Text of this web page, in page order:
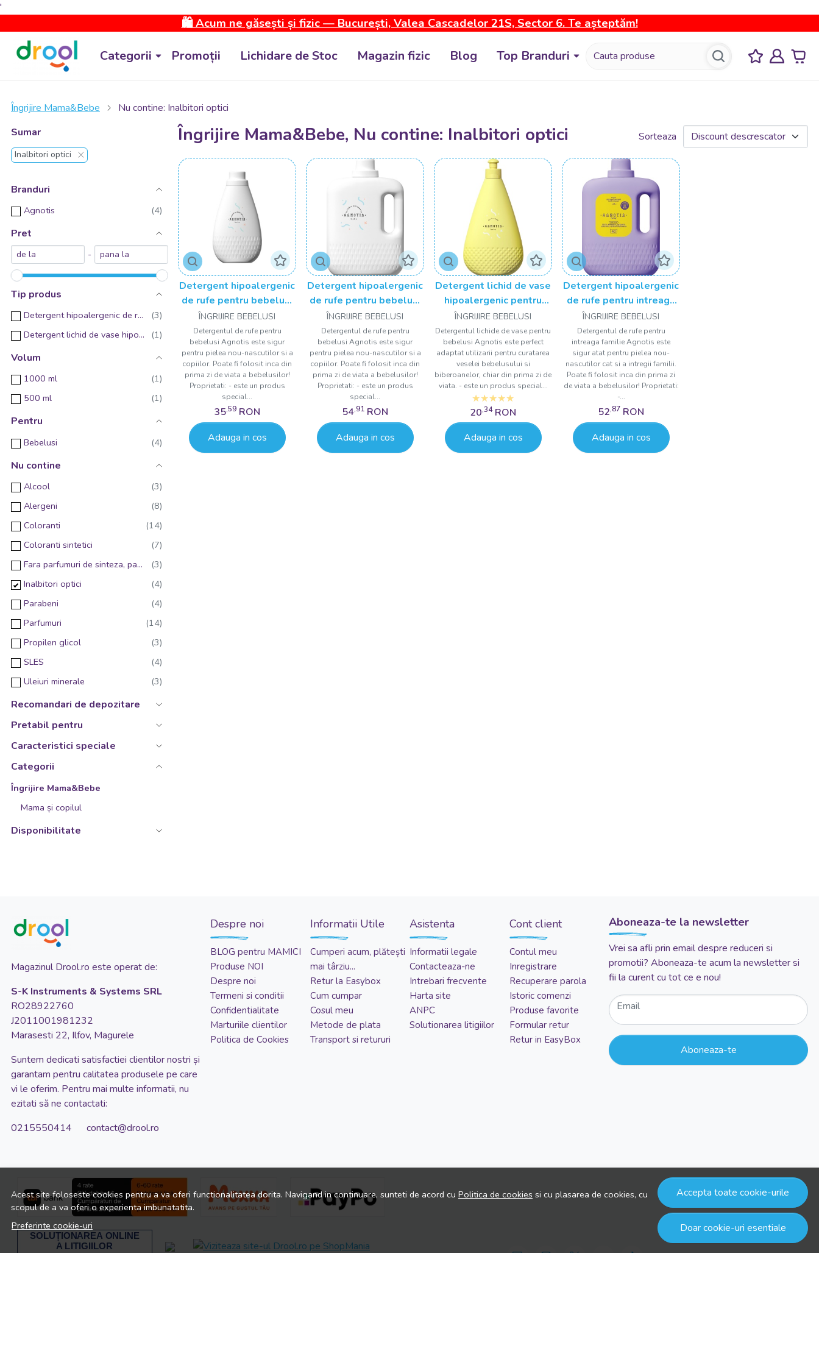
'
🛍️ Acum ne găsești și fizic — București, Valea Cascadelor 21S, Sector 6. Te așteptăm!
Categorii Promoții Lichidare de Stoc Magazin fizic Blog Top Branduri
Îngrijire Mama&Bebe
Nu contine: Inalbitori optici
Sumar
Inalbitori optici
Branduri
Agnotis
Pret
-
Tip produs
Detergent hipoalergenic de rufe
Detergent lichid de vase hipoalergenic
Volum
1000 ml
500 ml
Pentru
Bebelusi
Nu contine
Alcool
Alergeni
Coloranti
Coloranti sintetici
Fara parfumuri de sinteza, parfumat cu esente naturale
Inalbitori optici
Parabeni
Parfumuri
Propilen glicol
SLES
Uleiuri minerale
Recomandari de depozitare
Pretabil pentru
Caracteristici speciale
Categorii
Îngrijire Mama&Bebe
Mama și copilul
Disponibilitate
Îngrijire Mama&Bebe, Nu contine: Inalbitori optici Sorteaza
Detergent hipoalergenic
de rufe pentru bebelusi
Agnotis 1000 ml
ÎNGRIJIRE BEBELUSI
Detergentul de rufe pentru
bebelusi Agnotis este sigur
pentru pielea nou-nascutilor si a
copiilor. Poate fi folosit inca din
prima zi de viata a bebelusilor!
Proprietati: - este un produs
special...
35,59 RON
Adauga in cos
Detergent hipoalergenic
de rufe pentru bebelusi
Agnotis 1800 ml
ÎNGRIJIRE BEBELUSI
Detergentul de rufe pentru
bebelusi Agnotis este sigur
pentru pielea nou-nascutilor si a
copiilor. Poate fi folosit inca din
prima zi de viata a bebelusilor!
Proprietati: - este un produs
special...
54,91 RON
Adauga in cos
Detergent lichid de vase
hipoalergenic pentru
bebelusi Agnotis 500 ml
ÎNGRIJIRE BEBELUSI
Detergentul lichide de vase pentru
bebelusi Agnotis este perfect
adaptat utilizarii pentru curatarea
veselei bebelusului si
biberoanelor, chiar din prima zi de
viata. - este un produs special...
20,34 RON
Adauga in cos
Detergent hipoalergenic
de rufe pentru intreaga
familie, Agnotis, 1800
ml
ÎNGRIJIRE BEBELUSI
Detergentul de rufe pentru
intreaga familie Agnotis este
sigur atat pentru pielea nou-
nascutilor cat si a intregii familii.
Poate fi folosit inca din prima zi
de viata a bebelusilor! Proprietati:
-...
52,87 RON
Adauga in cos
Acest site foloseste cookies pentru a va oferi functionalitatea dorita. Navigand in continuare, sunteti de acord cu Politica de cookies si cu plasarea de cookies, cu
scopul de a va oferi o experienta imbunatatita.
Preferinte cookie-uri
Accepta toate cookie-urile
Doar cookie-uri esentiale
Magazinul Drool.ro este operat de:
S-K Instruments & Systems SRL
RO28922760
J2011001981232
Marasesti 22, Ilfov, Magurele
Suntem dedicati satisfactiei clientilor nostri și
garantam pentru calitatea produsele pe care
vi le oferim. Pentru mai multe informatii, nu
ezitati să ne contactati:
0215550414 contact@drool.ro
Despre noi
BLOG pentru MAMICI
Produse NOI
Despre noi
Termeni si conditii
Confidentialitate
Marturiile clientilor
Politica de Cookies
Informatii Utile
Cumperi acum, plătești
mai târziu...
Retur la Easybox
Cum cumpar
Cosul meu
Metode de plata
Transport si retururi
Asistenta
Informatii legale
Contacteaza-ne
Intrebari frecvente
Harta site
ANPC
Solutionarea litigiilor
Cont client
Contul meu
Inregistrare
Recuperare parola
Istoric comenzi
Produse favorite
Formular retur
Retur in EasyBox
Aboneaza-te la newsletter
Vrei sa afli prin email despre reduceri si
promotii? Aboneaza-te acum la newsletter si
fii la curent cu tot ce e nou!
Email
Aboneaza-te
© drool.ro 2026